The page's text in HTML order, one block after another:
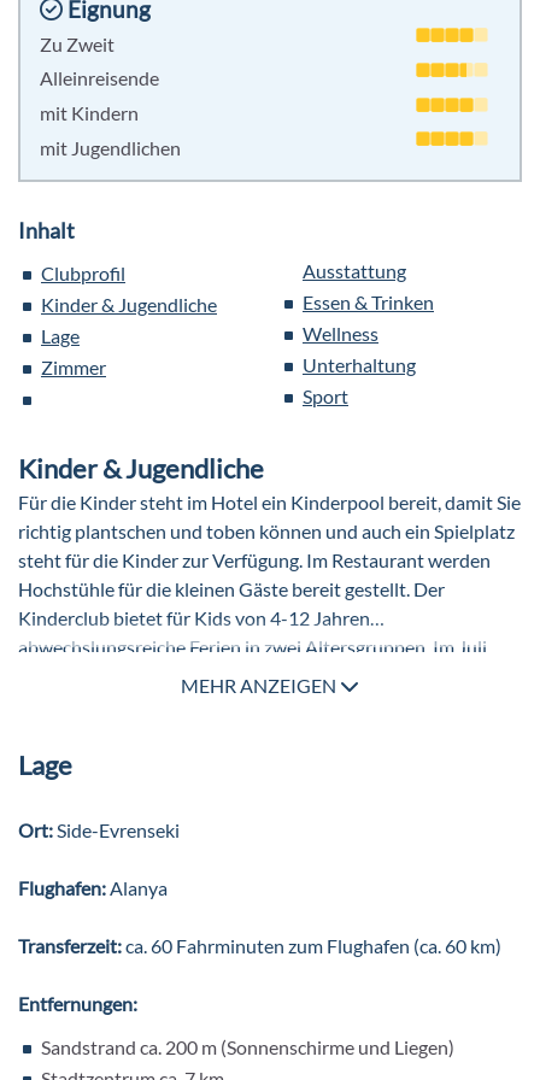
Inhalt
Clubprofil
Kinder & Jugendliche
Lage
Zimmer
Ausstattung
Essen & Trinken
Wellness
Unterhaltung
Sport
Eignung
Zu Zweit
Alleinreisende
mit Kindern
mit Jugendlichen
Kinder & Jugendliche
Für die Kinder steht im Hotel ein Kinderpool bereit, damit Sie
richtig plantschen und toben können und auch ein Spielplatz
steht für die Kinder zur Verfügung. Im Restaurant werden
Hochstühle für die kleinen Gäste bereit gestellt. Der
Kinderclub bietet für Kids von 4-12 Jahren
abwechslungsreiche Ferien in zwei Altersgruppen. Im Juli
und August wird auch für Teens von 13-17 Jahren ein eigenes
MEHR ANZEIGEN
Lage
Ort:Side-Evrenseki
Flughafen:Alanya
Transferzeit:ca. 60 Fahrminuten zum Flughafen (ca. 60 km)
Entfernungen:
Sandstrand ca. 200 m (Sonnenschirme und Liegen)